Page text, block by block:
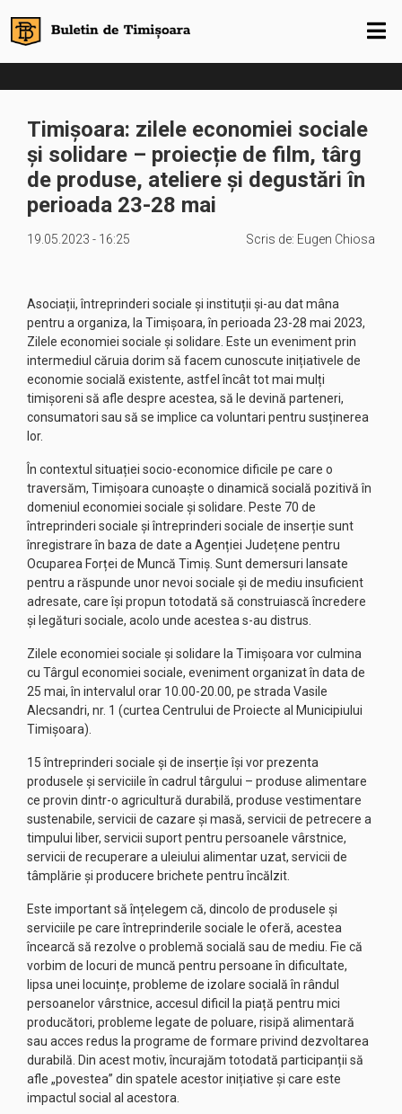
Timișoara: zilele economiei sociale
și solidare – proiecție de film, târg
de produse, ateliere și degustări în
perioada 23-28 mai
19.05.2023 - 16:25 Scris de: Eugen Chiosa
Asociații, întreprinderi sociale și instituții și-au dat mâna
pentru a organiza, la Timișoara, în perioada 23-28 mai 2023,
Zilele economiei sociale și solidare. Este un eveniment prin
intermediul căruia dorim să facem cunoscute inițiativele de
economie socială existente, astfel încât tot mai mulți
timișoreni să afle despre acestea, să le devină parteneri,
consumatori sau să se implice ca voluntari pentru susținerea
lor.
În contextul situației socio-economice dificile pe care o
traversăm, Timișoara cunoaște o dinamică socială pozitivă în
domeniul economiei sociale și solidare. Peste 70 de
întreprinderi sociale și întreprinderi sociale de inserție sunt
înregistrare în baza de date a Agenției Județene pentru
Ocuparea Forței de Muncă Timiș. Sunt demersuri lansate
pentru a răspunde unor nevoi sociale și de mediu insuficient
adresate, care își propun totodată să construiască încredere
și legături sociale, acolo unde acestea s-au distrus.
Zilele economiei sociale și solidare la Timișoara vor culmina
cu Târgul economiei sociale, eveniment organizat în data de
25 mai, în intervalul orar 10.00-20.00, pe strada Vasile
Alecsandri, nr. 1 (curtea Centrului de Proiecte al Municipiului
Timișoara).
15 întreprinderi sociale și de inserție își vor prezenta
produsele și serviciile în cadrul târgului – produse alimentare
ce provin dintr-o agricultură durabilă, produse vestimentare
sustenabile, servicii de cazare și masă, servicii de petrecere a
timpului liber, servicii suport pentru persoanele vârstnice,
servicii de recuperare a uleiului alimentar uzat, servicii de
tâmplărie și producere brichete pentru încălzit.
Este important să înțelegem că, dincolo de produsele și
serviciile pe care întreprinderile sociale le oferă, acestea
încearcă să rezolve o problemă socială sau de mediu. Fie că
vorbim de locuri de muncă pentru persoane în dificultate,
lipsa unei locuințe, probleme de izolare socială în rândul
persoanelor vârstnice, accesul dificil la piață pentru mici
producători, probleme legate de poluare, risipă alimentară
sau acces redus la programe de formare privind dezvoltarea
durabilă. Din acest motiv, încurajăm totodată participanții să
afle „povestea” din spatele acestor inițiative și care este
impactul social al acestora.